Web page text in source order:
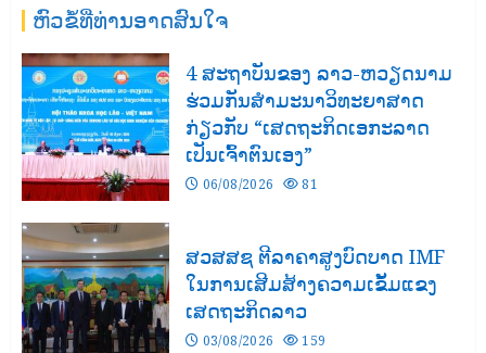
ຫົວຂໍ້ທີ່ທ່ານອາດສົນໃຈ
4 ສະຖາບັນຂອງ ລາວ-ຫວຽດນາມ
ຮ່ວມກັນສໍາມະນາວິທະຍາສາດ
ກ່ຽວກັບ “ເສດຖະກິດເອກະລາດ
ເປັນເຈົ້າຕົນເອງ”
06/08/2026 81
ສວສສຊ ຕີລາຄາສູງບົດບາດ IMF
ໃນການເສີມສ້າງຄວາມເຂັ້ມແຂງ
ເສດຖະກິດລາວ
03/08/2026 159